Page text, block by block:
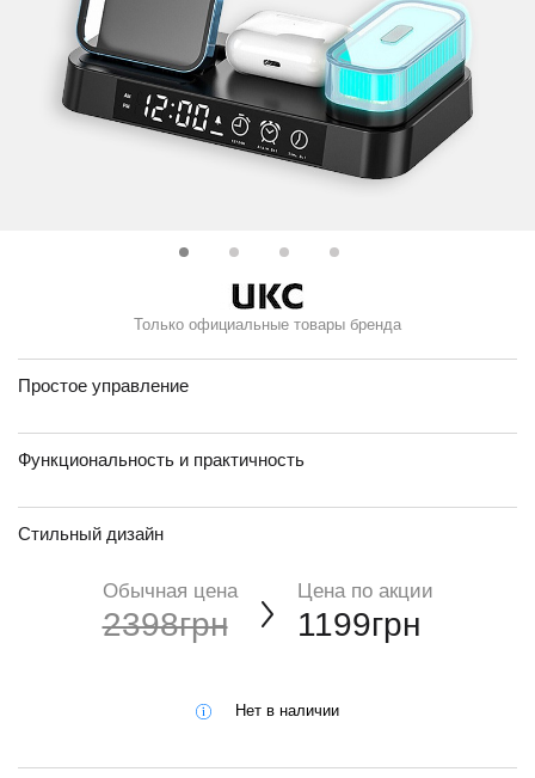
Только официальные товары бренда
Простое управление
Функциональность и практичность
Стильный дизайн
Обычная цена
2398грн
Цена по акции
1199грн
Нет в наличии